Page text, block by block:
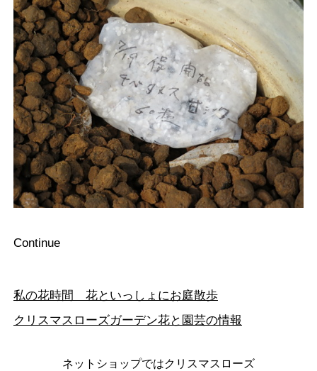
Continue
私の花時間 花といっしょにお庭散歩
クリスマスローズガーデン花と園芸の情報
ネットショップではクリスマスローズ